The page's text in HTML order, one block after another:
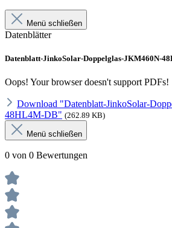
Menü schließen
Datenblätter
Datenblatt-JinkoSolar-Doppelglas-JKM460N-
Oops! Your browser doesn't support PDFs!
Download "Datenblatt-JinkoSolar-
48HL4M-DB" (262.89 KB)
Menü schließen
0 von 0 Bewertungen